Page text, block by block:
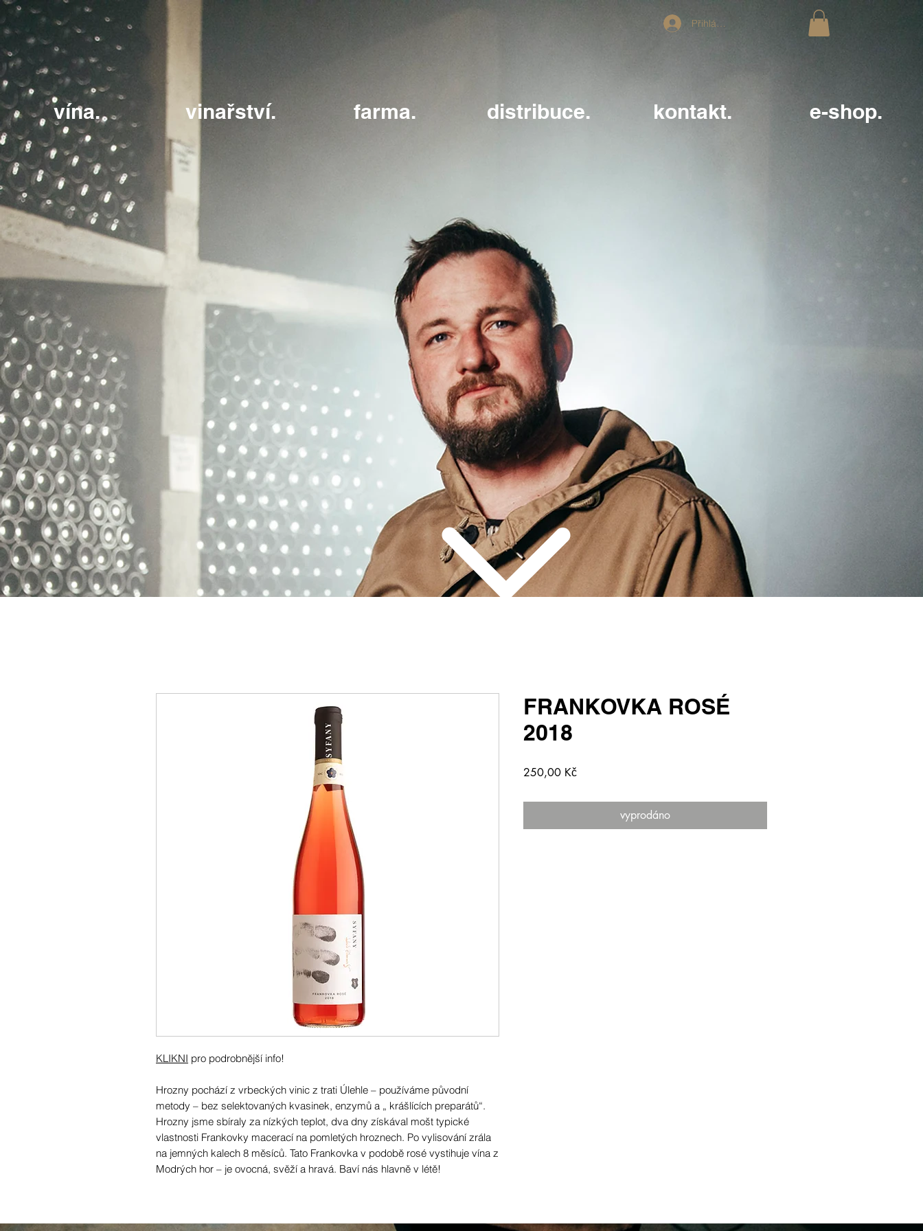
Přihlásit se
vína. vinařství. farma. distribuce. kontakt. e-shop.
KLIKNI pro podrobnější info!
Hrozny pochází z vrbeckých vinic z trati Úlehle – používáme původní
metody – bez selektovaných kvasinek, enzymů a „ krášlících preparátů“.
Hrozny jsme sbíraly za nízkých teplot, dva dny získával mošt typické
vlastnosti Frankovky macerací na pomletých hroznech. Po vylisování zrála
na jemných kalech 8 měsíců. Tato Frankovka v podobě rosé vystihuje vína z
Modrých hor – je ovocná, svěží a hravá. Baví nás hlavně v létě!
FRANKOVKA ROSÉ
2018
250,00 KčCena
vyprodáno